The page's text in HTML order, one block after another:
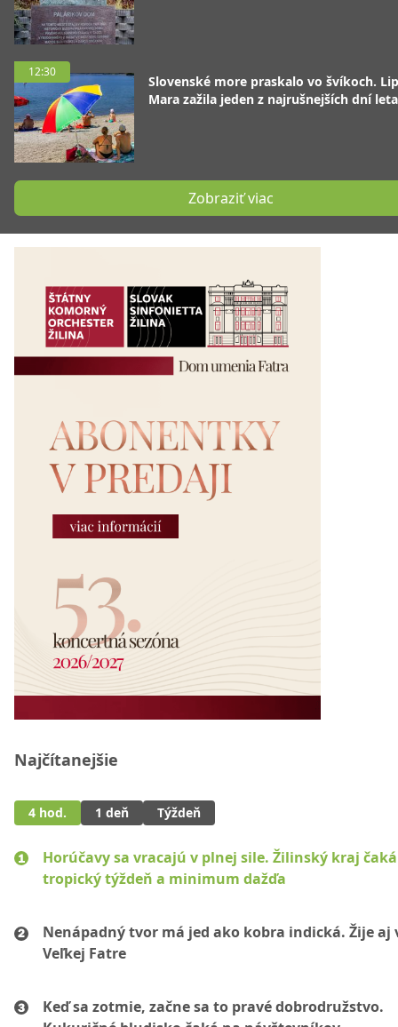
12:30
Slovenské more praskalo vo švíkoch.
Mara zažila jeden z najrušnejších dní leta
Zobraziť viac
Najčítanejšie
4 hod. 1 deň Týždeň
Horúčavy sa vracajú v plnej sile. Žilinský kraj čaká
tropický týždeň a minimum dažďa
Nenápadný tvor má jed ako kobra indická. Žije aj
Veľkej Fatre
Keď sa zotmie, začne sa to pravé dobrodružstvo.